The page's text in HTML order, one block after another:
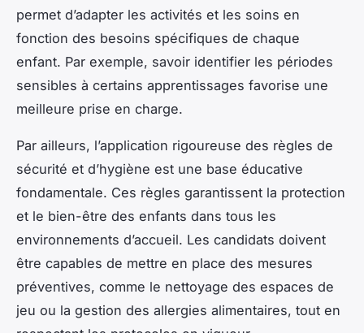
permet d’adapter les activités et les soins en
fonction des besoins spécifiques de chaque
enfant. Par exemple, savoir identifier les périodes
sensibles à certains apprentissages favorise une
meilleure prise en charge.
Par ailleurs, l’application rigoureuse des règles de
sécurité et d’hygiène est une base éducative
fondamentale. Ces règles garantissent la protection
et le bien-être des enfants dans tous les
environnements d’accueil. Les candidats doivent
être capables de mettre en place des mesures
préventives, comme le nettoyage des espaces de
jeu ou la gestion des allergies alimentaires, tout en